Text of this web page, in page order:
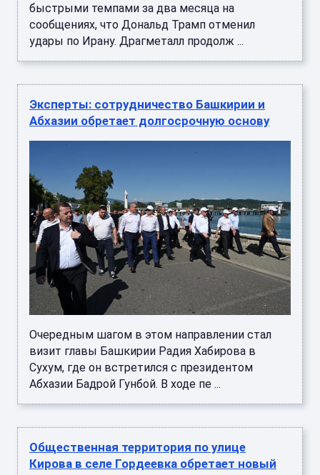
быстрыми темпами за два месяца на
сообщениях, что Дональд Трамп отменил
удары по Ирану. Драгметалл продолж ...
Эксперты: сотрудничество Башкирии и
Абхазии обретает долгосрочную основу
Очередным шагом в этом направлении стал
визит главы Башкирии Радия Хабирова в
Сухум, где он встретился с президентом
Абхазии Бадрой Гунбой. В ходе пе ...
Общественная территория по улице
Кирова в селе Гордеевка обретает новый